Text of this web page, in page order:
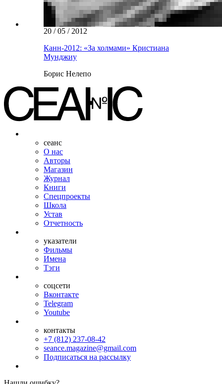
20 / 05 / 2012
Канн-2012: «За холмами» Кристиана
Мунджиу
Борис Нелепо
сеанс
О нас
Авторы
Магазин
Журнал
Книги
Спецпроекты
Школа
Устав
Отчетность
указатели
Фильмы
Имена
Тэги
соцсети
Вконтакте
Telegram
Youtube
контакты
+7 (812) 237-08-42
seance.magazine@gmail.com
Подписаться на рассылку